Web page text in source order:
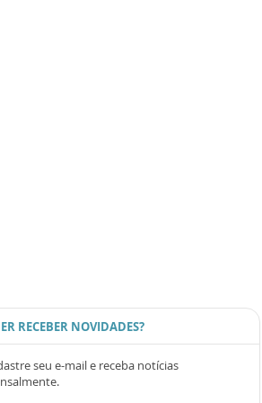
RECEBER NOVIDADES?
seu e-mail e receba notícias